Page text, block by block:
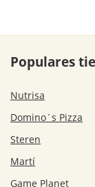
Populares
Nutrisa
Domino´s Pizza
Steren
Martí
Game Planet